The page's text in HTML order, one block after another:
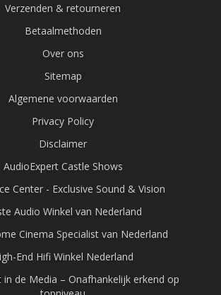
Verzenden & retourneren
Betaalmethoden
Over ons
Sitemap
Algemene voorwaarden
Privacy Policy
Disclaimer
AudioExpert Castle Shows
Center - Exclusive Sound & Vision
Audio Winkel van Nederland
Cinema Specialist van Nederland
End Hifi Winkel Nederland
in de Media – Onafhankelijk erkend op